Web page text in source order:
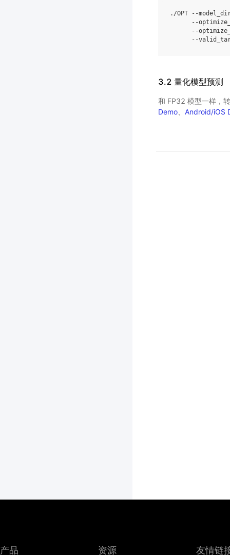
./OPT --
--
--
--
3.2 量化模型预测
和 FP32 模型一样，
Demo
Android/iOS
产品 资源 友情链